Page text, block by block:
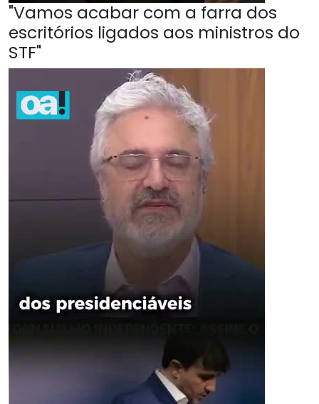
"Vamos acabar com a farra dos
escritórios ligados aos ministros do
STF"